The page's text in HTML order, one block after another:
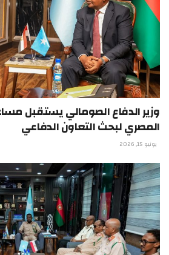
وزير الدفاع الصومالي يستقبل
المصري لبحث التعاون الدفاعي
يونيو 15, 2026